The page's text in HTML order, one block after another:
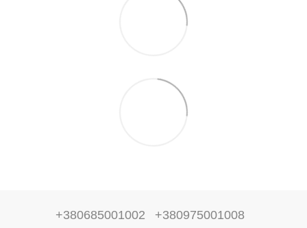
+380685001002 +380975001008